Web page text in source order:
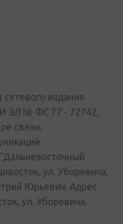
издания
ЭЛ № ФС 77 - 72742,
связи,
ул. Уборевича,
Юрьевич. Адрес
ул. Уборевича,